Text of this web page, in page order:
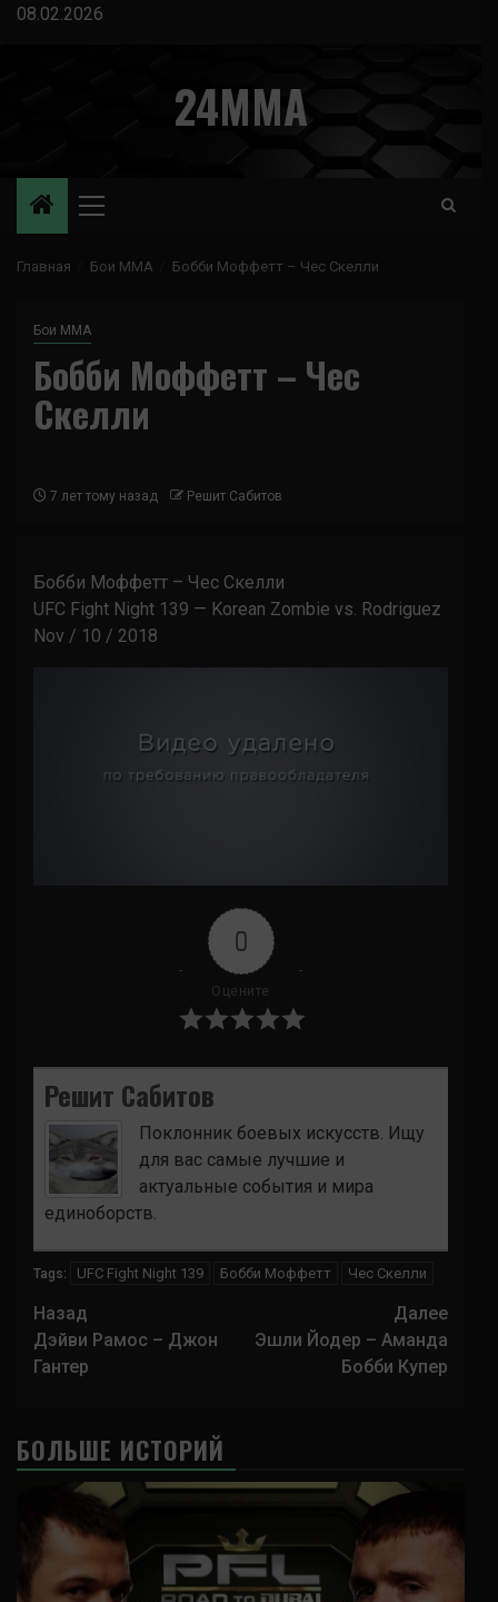
Перейти
08.02.2026
24MMA
Основное
Главная Бои ММА Бобби Моффетт – Чес Скелли
Бои ММА
Бобби Моффетт – Чес
Скелли
7 лет тому назад Решит Сабитов
Бобби Моффетт – Чес Скелли
UFC Fight Night 139 — Korean Zombie vs. Rodriguez
Nov / 10 / 2018
0
Оцените
Решит Сабитов
Поклонник боевых искусств. Ищу
для вас самые лучшие и
актуальные события и мира
единоборств.
Tags: UFC Fight Night 139 Бобби Моффетт Чес Скелли
Навигация
записи
Назад
Дэйви Рамос – Джон
Гантер
Далее
Эшли Йодер – Аманда
Бобби Купер
БОЛЬШЕ ИСТОРИЙ